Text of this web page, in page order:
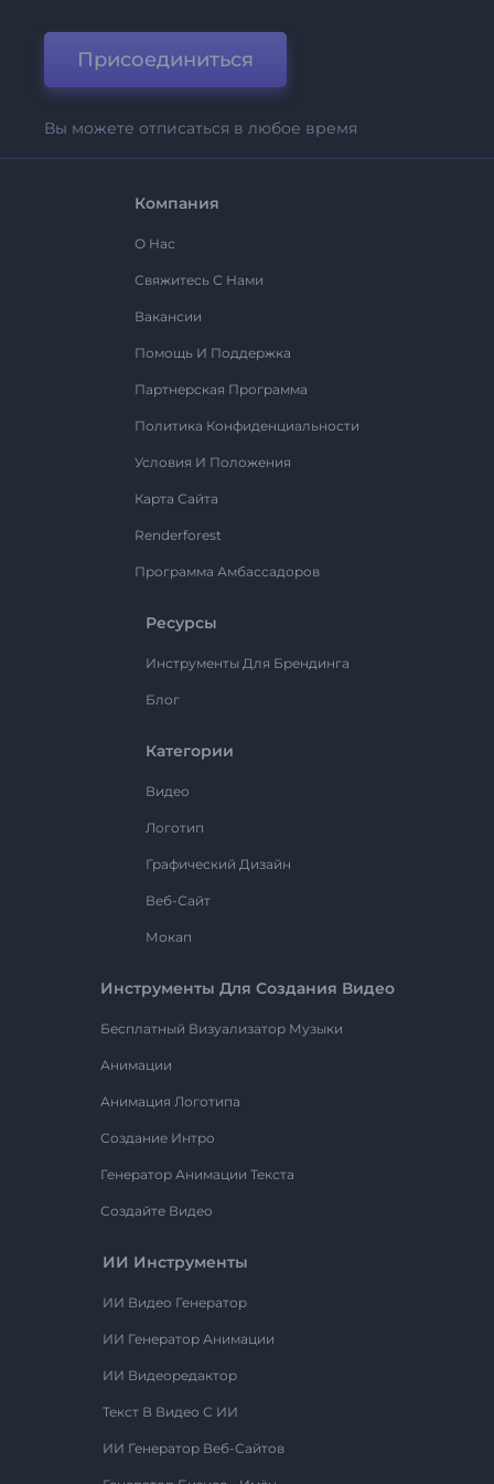
Присоединиться
Вы можете отписаться в любое время
Компания
О Нас
Свяжитесь С Нами
Вакансии
Помощь И Поддержка
Партнерская Программа
Политика Конфиденциальности
Условия И Положения
Карта Сайта
Renderforest
Программа Амбассадоров
Ресурсы
Инструменты Для Брендинга
Блог
Категории
Видео
Логотип
Графический Дизайн
Веб-Сайт
Мокап
Инструменты Для Создания Видео
Бесплатный Визуализатор Музыки
Анимации
Анимация Логотипа
Создание Интро
Генератор Анимации Текста
Создайте Видео
ИИ Инструменты
ИИ Видео Генератор
ИИ Генератор Анимации
ИИ Видеоредактор
Текст В Видео С ИИ
ИИ Генератор Веб-Сайтов